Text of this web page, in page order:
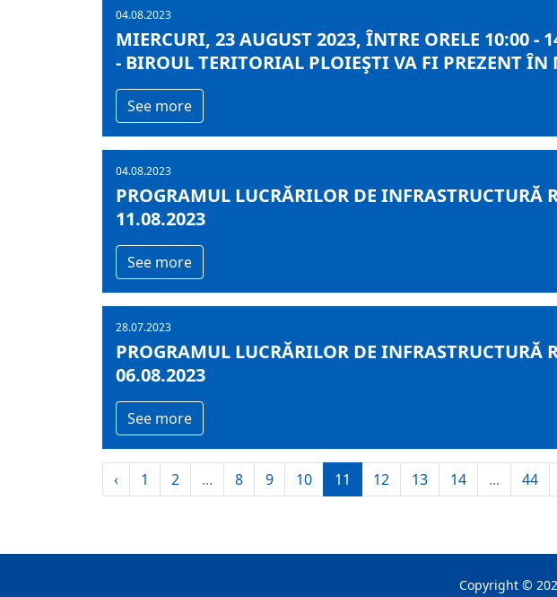
04.08.2023
MIERCURI, 23 AUGUST 2023, ÎNTRE ORELE 10:00
- BIROUL TERITORIAL PLOIEŞTI VA FI PREZENT
See more
04.08.2023
PROGRAMUL LUCRĂRILOR DE
11.08.2023
See more
28.07.2023
PROGRAMUL LUCRĂRILOR DE
06.08.2023
See more
‹ 1 2 ... 8 9 10 11 12 13 14 ... 44
Copyright ©